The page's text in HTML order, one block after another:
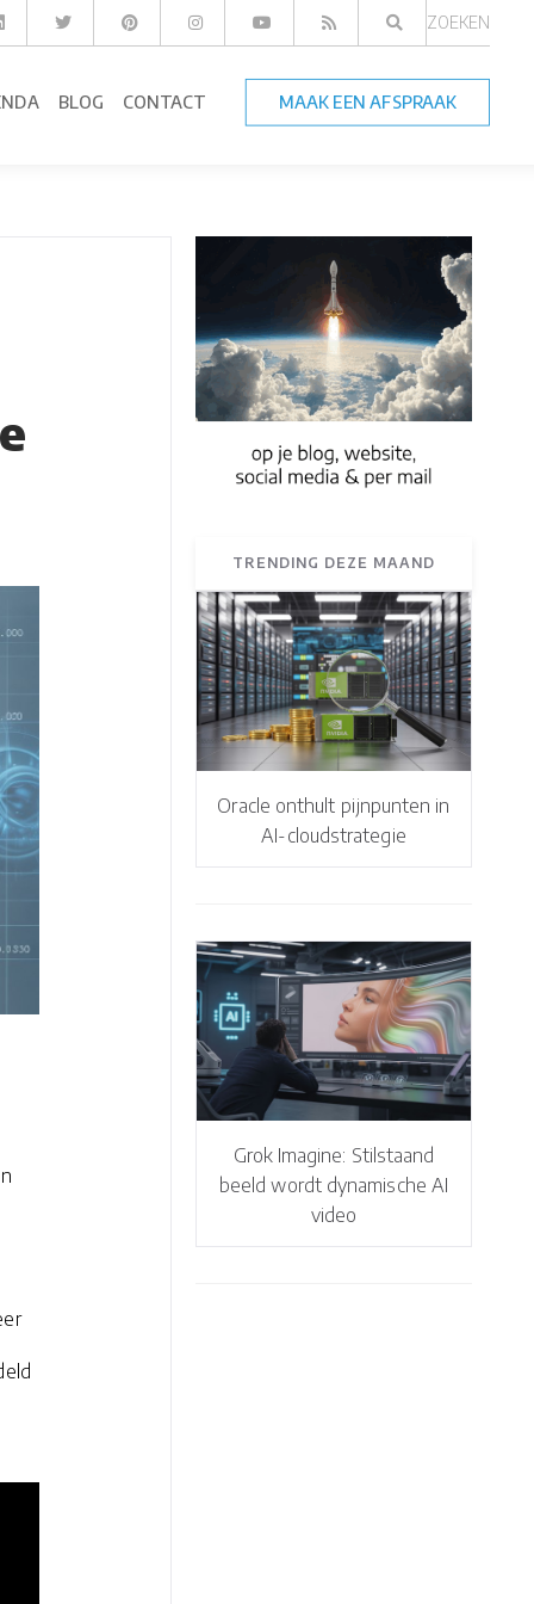
ZOEKEN
BLOG CONTACT MAAK EEN AFSPRAAK
TRENDING DEZE MAAND
Oracle onthult pijnpunten in
AI-cloudstrategie
Grok Imagine: Stilstaand
beeld wordt dynamische AI
video